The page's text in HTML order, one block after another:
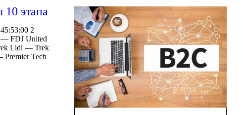
10 этапа
2
— FDJ United
Lidl — Trek
Premier Tech